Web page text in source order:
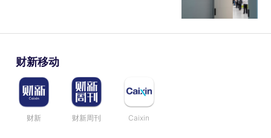
财新移动
财新 财新周刊 Caixin